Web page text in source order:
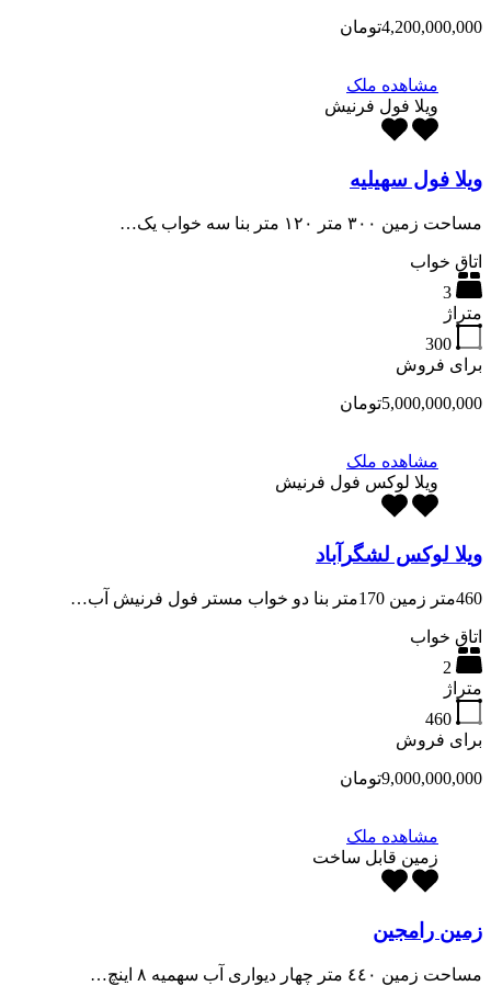
4,200,000,000تومان
مشاهده ملک
ویلا فول فرنیش
ویلا فول سهیلیه
مساحت زمین ۳۰۰ متر ۱۲۰ متر بنا سه خواب یک…
اتاق خواب
3
متراژ
300
برای فروش
5,000,000,000تومان
مشاهده ملک
ویلا لوکس فول فرنیش
ویلا لوکس لشگرآباد
460متر زمین 170متر بنا دو خواب مستر فول فرنیش آب…
اتاق خواب
2
متراژ
460
برای فروش
9,000,000,000تومان
مشاهده ملک
زمین قابل ساخت
زمین رامجین
مساحت زمین ٤٤٠ متر چهار ديوارى آب سهميه ٨ اينچ…